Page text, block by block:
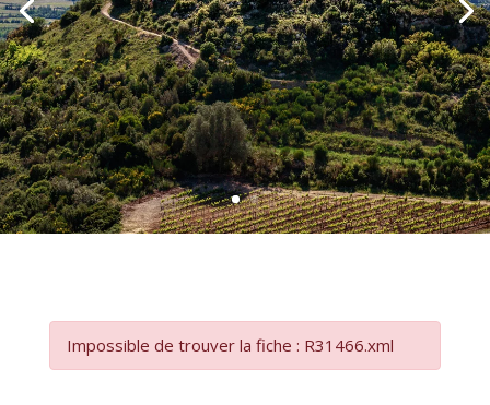
Impossible de trouver la fiche : R31466.xml